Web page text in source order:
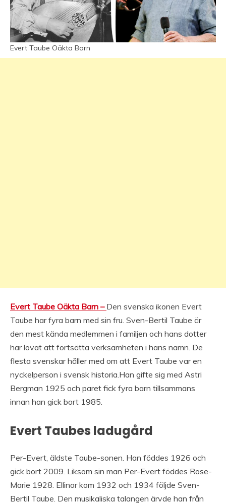
Evert Taube Oäkta Barn
Evert Taube Oäkta Barn – Den svenska ikonen Evert
Taube har fyra barn med sin fru. Sven-Bertil Taube är
den mest kända medlemmen i familjen och hans dotter
har lovat att fortsätta verksamheten i hans namn. De
flesta svenskar håller med om att Evert Taube var en
nyckelperson i svensk historia.Han gifte sig med Astri
Bergman 1925 och paret fick fyra barn tillsammans
innan han gick bort 1985.
Evert Taubes ladugård
Per-Evert, äldste Taube-sonen. Han föddes 1926 och
gick bort 2009. Liksom sin man Per-Evert föddes Rose-
Marie 1928. Ellinor kom 1932 och 1934 följde Sven-
Bertil Taube. Den musikaliska talangen ärvde han från